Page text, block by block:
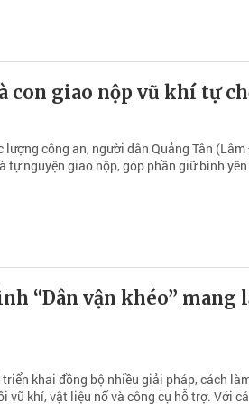
con giao nộp vũ khí tự
công an, người dân Quảng Tân
tự nguyện giao nộp, góp phần giữ bình
“Dân vận khéo” mang
khai đồng bộ nhiều giải pháp, cách
vũ khí, vật liệu nổ và công cụ hỗ trợ. Với